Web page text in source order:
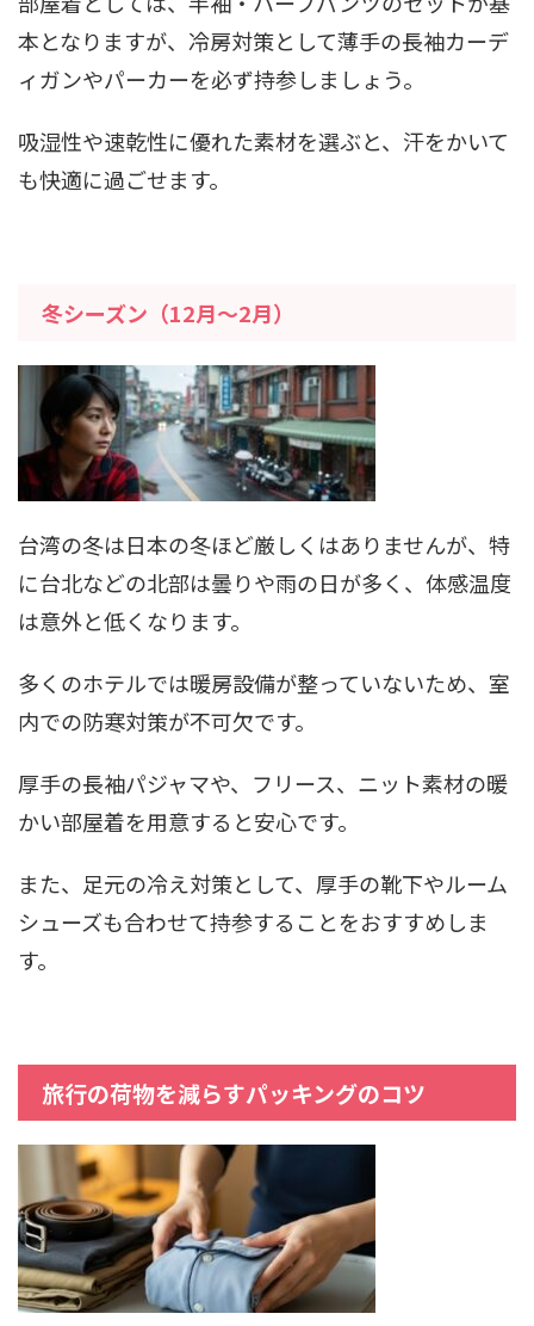
本となりますが、冷房対策として薄手の長袖カーデ
ィガンやパーカーを必ず持参しましょう。
吸湿性や速乾性に優れた素材を選ぶと、汗をかいて
も快適に過ごせます。
冬シーズン（12月～2月）
台湾の冬は日本の冬ほど厳しくはありませんが、特
に台北などの北部は曇りや雨の日が多く、体感温度
は意外と低くなります。
多くのホテルでは暖房設備が整っていないため、室
内での防寒対策が不可欠です。
厚手の長袖パジャマや、フリース、ニット素材の暖
かい部屋着を用意すると安心です。
また、足元の冷え対策として、厚手の靴下やルーム
シューズも合わせて持参することをおすすめしま
す。
旅行の荷物を減らすパッキングのコツ